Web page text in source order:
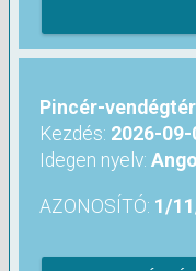
Pincér-
Kezdés: 2026-09-
Idegen nyelv: Angol
AZONOSÍTÓ: 1/